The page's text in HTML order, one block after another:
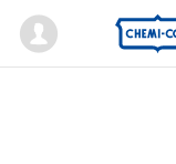
Mypage